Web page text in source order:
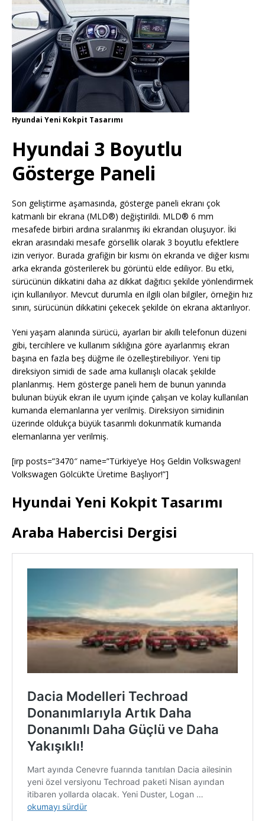
Hyundai Yeni Kokpit Tasarımı
Hyundai 3 Boyutlu
Gösterge Paneli
Son geliştirme aşamasında, gösterge paneli ekranı çok
katmanlı bir ekrana (MLD®) değiştirildi. MLD® 6 mm
mesafede birbiri ardına sıralanmış iki ekrandan oluşuyor. İki
ekran arasındaki mesafe görsellik olarak 3 boyutlu efektlere
izin veriyor. Burada grafiğin bir kısmı ön ekranda ve diğer kısmı
arka ekranda gösterilerek bu görüntü elde ediliyor. Bu etki,
sürücünün dikkatini daha az dikkat dağıtıcı şekilde yönlendirmek
için kullanılıyor. Mevcut durumla en ilgili olan bilgiler, örneğin hız
sınırı, sürücünün dikkatini çekecek şekilde ön ekrana aktarılıyor.
Yeni yaşam alanında sürücü, ayarları bir akıllı telefonun düzeni
gibi, tercihlere ve kullanım sıklığına göre ayarlanmış ekran
başına en fazla beş düğme ile özelleştirebiliyor. Yeni tip
direksiyon simidi de sade ama kullanışlı olacak şekilde
planlanmış. Hem gösterge paneli hem de bunun yanında
bulunan büyük ekran ile uyum içinde çalışan ve kolay kullanılan
kumanda elemanlarına yer verilmiş. Direksiyon simidinin
üzerinde oldukça büyük tasarımlı dokunmatik kumanda
elemanlarına yer verilmiş.
[irp posts=”3470″ name=”Türkiye’ye Hoş Geldin Volkswagen!
Volkswagen Gölcük’te Üretime Başlıyor!”]
Hyundai Yeni Kokpit Tasarımı
Araba Habercisi Dergisi